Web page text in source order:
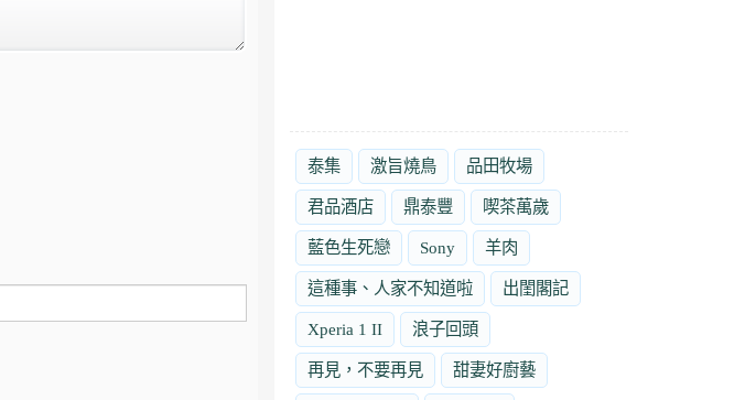
泰集 激旨燒鳥 品田牧場
君品酒店 鼎泰豐 喫茶萬歲
藍色生死戀 Sony 羊肉
這種事、人家不知道啦 出閨閣記
Xperia 1 II 浪子回頭
再見，不要再見 甜妻好廚藝